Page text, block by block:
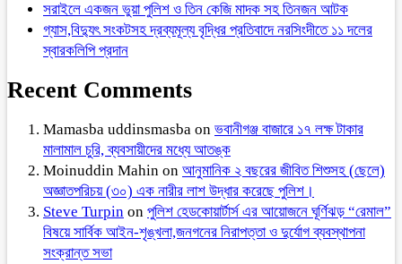
সরাইলে একজন ভুয়া পুলিশ ও তিন কেজি মাদক সহ তিনজন আটক
গ্যাস,বিদ্যুৎ সংকটসহ দ্রব্যমূল্য বৃদ্ধির প্রতিবাদে নরসিংদীতে ১১ দলের
স্বারকলিপি প্রদান
Recent Comments
Mamasba uddinsmasba on ভবানীগঞ্জ বাজারে ১৭ লক্ষ টাকার
মালামাল চুরি, ব্যবসায়ীদের মধ্যে আতঙ্ক
Moinuddin Mahin on আনুমানিক ২ বছরের জীবিত শিশুসহ (ছেলে)
অজ্ঞাতপরিচয় (৩০) এক নারীর লাশ উদ্ধার করেছে পুলিশ।
Steve Turpin on পুলিশ হেডকোয়ার্টার্স এর আয়োজনে ঘূর্ণিঝড় “রেমাল”
বিষয়ে সার্বিক আইন-শৃঙ্খলা,জনগনের নিরাপত্তা ও দুর্যোগ ব্যবস্থাপনা
সংক্রান্ত সভা